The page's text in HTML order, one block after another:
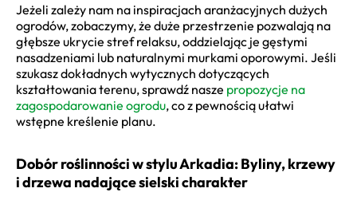
Jeżeli zależy nam na inspiracjach aranżacyjnych dużych
ogrodów, zobaczymy, że duże przestrzenie pozwalają na
głębsze ukrycie stref relaksu, oddzielając je gęstymi
nasadzeniami lub naturalnymi murkami oporowymi. Jeśli
szukasz dokładnych wytycznych dotyczących
kształtowania terenu, sprawdź nasze propozycje na
zagospodarowanie ogrodu, co z pewnością ułatwi
wstępne kreślenie planu.
Dobór roślinności w stylu Arkadia: Byliny, krzewy
i drzewa nadające sielski charakter